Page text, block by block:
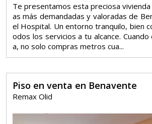
Te presentamos esta preciosa vivienda
as más demandadas y valoradas de
el Hospital. Un entorno tranquilo, bien
odos los servicios a tu alcance. Cuando
a, no solo compras metros cua...
Piso en venta en Benavente
Remax Olid